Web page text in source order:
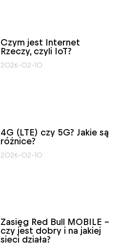
Czym jest Internet
Rzeczy, czyli IoT?
2026-02-10
4G (LTE) czy 5G? Jakie są
różnice?
2026-02-10
Zasięg Red Bull MOBILE –
czy jest dobry i na jakiej
sieci działa?